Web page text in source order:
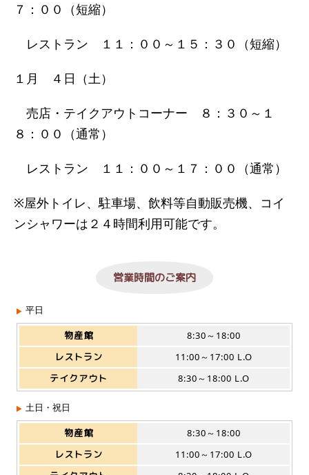
７：００（短縮）
レストラン １１：００～１５：３０（短縮）
１月 ４日（土）
売店・テイクアウトコーナー ８：３０～１
８：００（通常）
レストラン １１：００～１７：００（通常）
※屋外トイレ、駐車場、飲料等自動販売機、コイ
ンシャワーは２４時間利用可能です。
営業時間のご案内
平日
物産館
8:30～18:00
レストラン
11:00～17:00 L.O
テイクアウト
8:30～18:00 L.O
土日・祝日
物産館
8:30～18:00
レストラン
11:00～17:00 L.O